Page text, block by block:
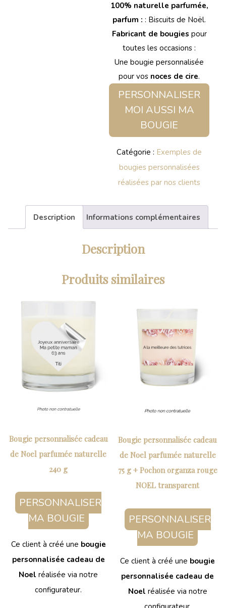
100% naturelle parfumée,
parfum : : Biscuits de Noël.
Fabricant de bougies pour
toutes les occasions :
Une bougie personnalisée
pour vos noces de cire.
PERSONNALISER
MOI AUSSI MA
BOUGIE
Catégorie : Exemples de
bougies personnalisées
réalisées par nos clients
Description Informations complémentaires
Description
Produits similaires
Bougie personnalisée cadeau
de Noel parfumée naturelle
240 g
PERSONNALISER
MA BOUGIE
Ce client à créé une bougie
personnalisée cadeau de
Noelréalisée via notre
configurateur.
Bougie personnalisée cadeau
de Noel parfumée naturelle
75 g + Pochon organza rouge
NOEL transparent
PERSONNALISER
MA BOUGIE
Ce client à créé une bougie
personnalisée cadeau de
Noel réalisée via notre